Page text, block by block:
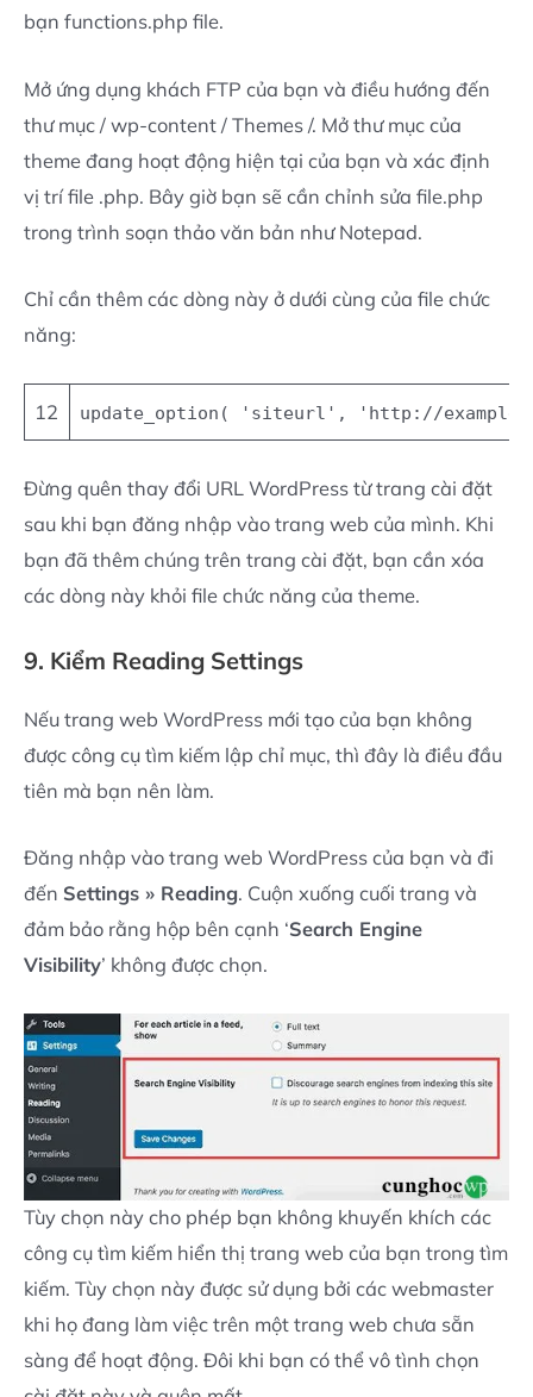
bạn functions.php file.
Mở ứng dụng khách FTP của bạn và điều hướng đến
thư mục / wp-content / Themes /. Mở thư mục của
theme đang hoạt động hiện tại của bạn và xác định
vị trí file .php. Bây giờ bạn sẽ cần chỉnh sửa file.php
trong trình soạn thảo văn bản như Notepad.
Chỉ cần thêm các dòng này ở dưới cùng của file chức
năng:
12 update_option( 'siteurl' , 'http://
Đừng quên thay đổi URL WordPress từ trang cài đặt
sau khi bạn đăng nhập vào trang web của mình. Khi
bạn đã thêm chúng trên trang cài đặt, bạn cần xóa
các dòng này khỏi file chức năng của theme.
9. Kiểm Reading Settings
Nếu trang web WordPress mới tạo của bạn không
được công cụ tìm kiếm lập chỉ mục, thì đây là điều đầu
tiên mà bạn nên làm.
Đăng nhập vào trang web WordPress của bạn và đi
đến Settings » Reading. Cuộn xuống cuối trang và
đảm bảo rằng hộp bên cạnh ‘Search Engine
Visibility’ không được chọn.
Tùy chọn này cho phép bạn không khuyến khích các
công cụ tìm kiếm hiển thị trang web của bạn trong tìm
kiếm. Tùy chọn này được sử dụng bởi các webmaster
khi họ đang làm việc trên một trang web chưa sẵn
sàng để hoạt động. Đôi khi bạn có thể vô tình chọn